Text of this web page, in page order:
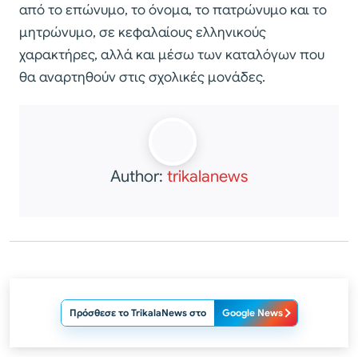
από το επώνυμο, το όνομα, το πατρώνυμο και το
μητρώνυμο, σε κεφαλαίους ελληνικούς
χαρακτήρες, αλλά και μέσω των καταλόγων που
θα αναρτηθούν στις σχολικές μονάδες.
Author: trikalanews
Πρόσθεσε το TrikalaNews στο Google News